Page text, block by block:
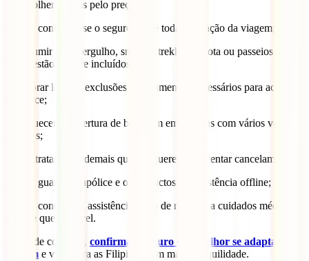
❌ Escolher apenas pelo preço;
❌ Não confirmar se o seguro cobre toda a duração da viagem;
❌ Assumir que mergulho, snorkel, trekking, mota ou passeios de
barco estão sempre incluídos;
❌ Ignorar limites, exclusões e documentos necessários para acionar
a apólice;
❌ Esquecer a cobertura de bagagem em viagens com vários voos
internos;
❌ Contratar tarde demais quando queres acrescentar cancelamento;
❌ Não guardar a apólice e os contactos de assistência offline;
❌ Não contactar a assistência antes de recorrer a cuidados médicos,
sempre que possível.
Antes de contratar, confirma o seguro que melhor se adapta à tua
viagem e viaja para as Filipinas com mais tranquilidade.